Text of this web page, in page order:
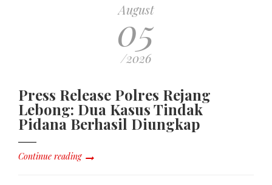
August
05
/2026
Press Release Polres Rejang
Lebong: Dua Kasus Tindak
Pidana Berhasil Diungkap
Continue reading